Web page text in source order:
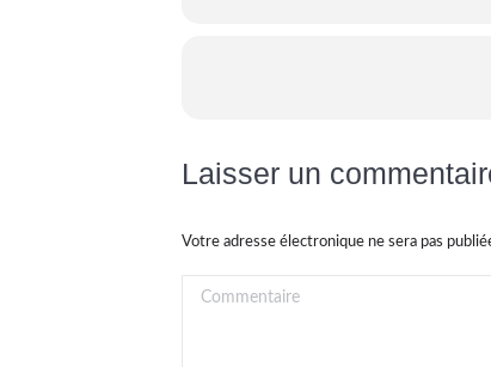
Laisser un
Votre adresse électronique ne sera pas
Commentaire